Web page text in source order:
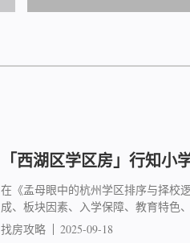
「西湖区学区房」行知小
在《孟母眼中的杭州学区排序与择校
成、板块因素、入学保障、教育特色
找房攻略
2025-09-18